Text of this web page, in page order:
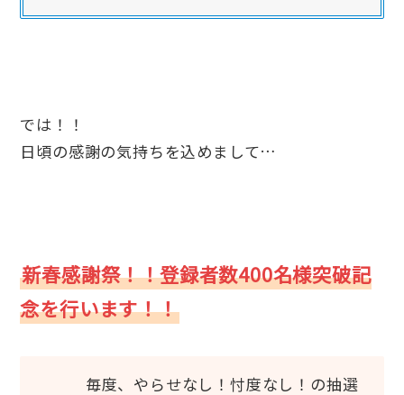
では！！
日頃の感謝の気持ちを込めまして…
新春感謝祭！！登録者数400名様突破記
念を行います！！
毎度、やらせなし！忖度なし！の抽選